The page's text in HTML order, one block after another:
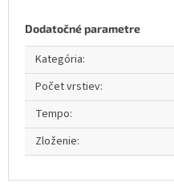
Dodatočné parametre
Kategória:
Počet vrstiev:
Tempo:
Zloženie: